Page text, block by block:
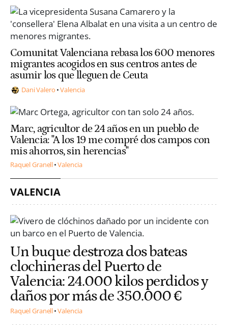
Comunitat Valenciana rebasa los 600 menores
migrantes acogidos en sus centros antes de
asumir los que lleguen de Ceuta
Dani Valero Valencia
Marc, agricultor de 24 años en un pueblo de
Valencia: "A los 19 me compré dos campos con
mis ahorros, sin herencias"
Raquel Granell Valencia
VALENCIA
Un buque destroza dos bateas
clochineras del Puerto de
Valencia: 24.000 kilos perdidos y
daños por más de 350.000 €
Raquel Granell Valencia